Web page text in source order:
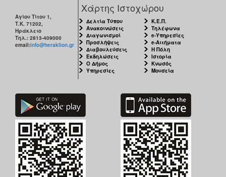
Αγίου Τίτου 1,
Τ.Κ. 71202,
Ηράκλειο
Τηλ.: 2813-409000
email:info@heraklion.gr
Χάρτης Ιστοχώρου
Δελτία Τύπου
Ανακοινώσεις
Διαγωνισμοί
Προσλήψεις
Διαβουλεύσεις
Εκδηλώσεις
Ο Δήμος
Υπηρεσίες
Κ.Ε.Π.
Τηλέφωνα
e-Υπηρεσίες
e-Αιτήματα
Η Πόλη
Ιστορία
Κνωσός
Μουσεία